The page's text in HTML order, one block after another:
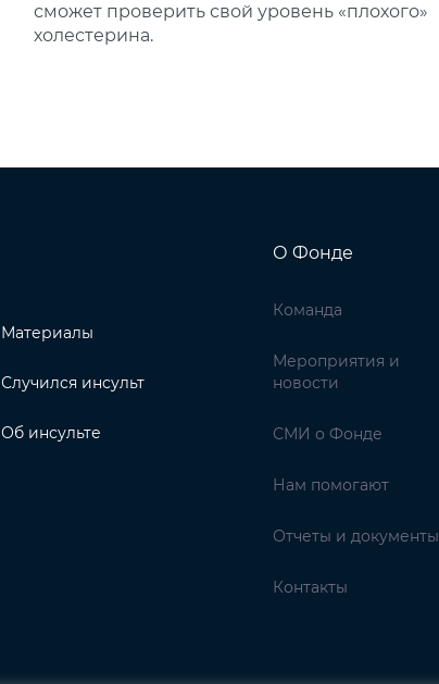
сможет проверить свой уровень «плохого»
холестерина.
Материалы
Случился инсульт
Об инсульте
О Фонде
Команда
Мероприятия и
новости
СМИ о Фонде
Нам помогают
Отчеты и документы
Контакты